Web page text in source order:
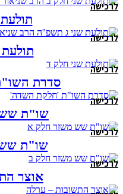
לרכישה
לרכישה
לרכישה
סדרת
לרכישה
שו"ת
לרכישה
שו"ת
לרכישה
אוצר